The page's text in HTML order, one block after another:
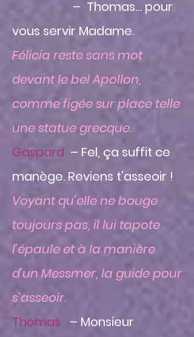
– Thomas… pour
vous servir Madame.
Félicia reste sans mot
devant le bel Apollon,
comme figée sur place telle
une statue grecque.
Gaspard – Fel, ça suffit ce
manège. Reviens t’asseoir !
Voyant qu’elle ne bouge
toujours pas, il lui tapote
l’épaule et à la manière
d’un Messmer, la guide pour
s’asseoir.
Thomas – Monsieur